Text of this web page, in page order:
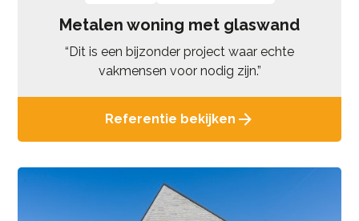
Metalen woning met glaswand
“Dit is een bijzonder project waar echte
vakmensen voor nodig zijn.”
Referentie bekijken